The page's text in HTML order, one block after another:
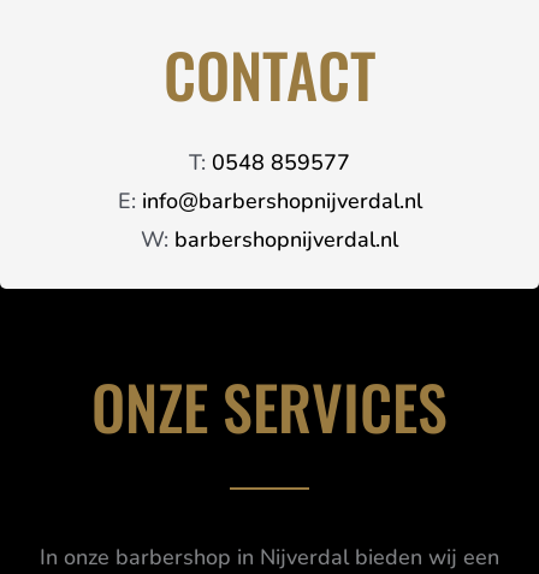
CONTACT
T: 0548 859577
E: info@barbershopnijverdal.nl
W: barbershopnijverdal.nl
ONZE SERVICES
In onze barbershop in Nijverdal bieden wij een